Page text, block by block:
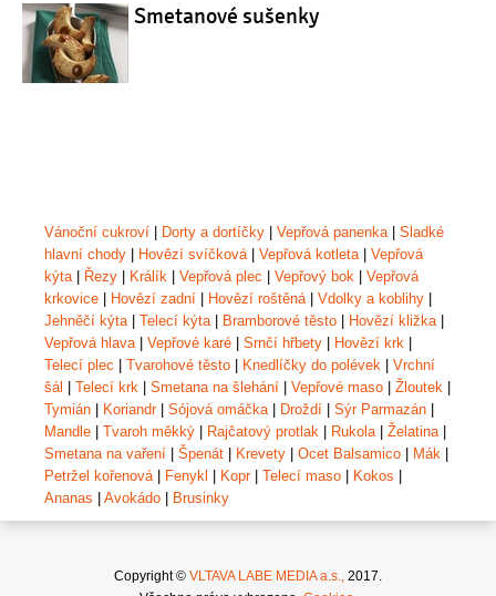
Smetanové sušenky
Vánoční cukroví | Dorty a dortíčky | Vepřová panenka | Sladké
hlavní chody | Hovězí svíčková | Vepřová kotleta | Vepřová
kýta | Řezy | Králík | Vepřová plec | Vepřový bok | Vepřová
krkovice | Hovězí zadní | Hovězí roštěná | Vdolky a koblihy |
Jehněčí kýta | Telecí kýta | Bramborové těsto | Hovězí kližka |
Vepřová hlava | Vepřové karé | Srnčí hřbety | Hovězí krk |
Telecí plec | Tvarohové těsto | Knedlíčky do polévek | Vrchní
šál | Telecí krk | Smetana na šlehání | Vepřové maso | Žloutek |
Tymián | Koriandr| Sójová omáčka | Droždí | Sýr Parmazán |
Mandle | Tvaroh měkký | Rajčatový protlak | Rukola | Želatina |
Smetana na vaření | Špenát | Krevety | Ocet Balsamico | Mák |
Petržel kořenová | Fenykl | Kopr| Telecí maso | Kokos |
Ananas | Avokádo | Brusinky
Copyright © VLTAVA LABE MEDIA a.s.,
2017.